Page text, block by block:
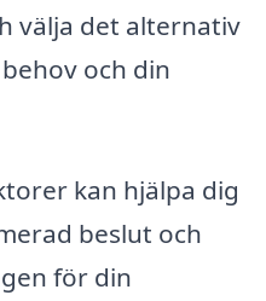
välja det alternativ
och din
kan hjälpa dig
beslut och
för din